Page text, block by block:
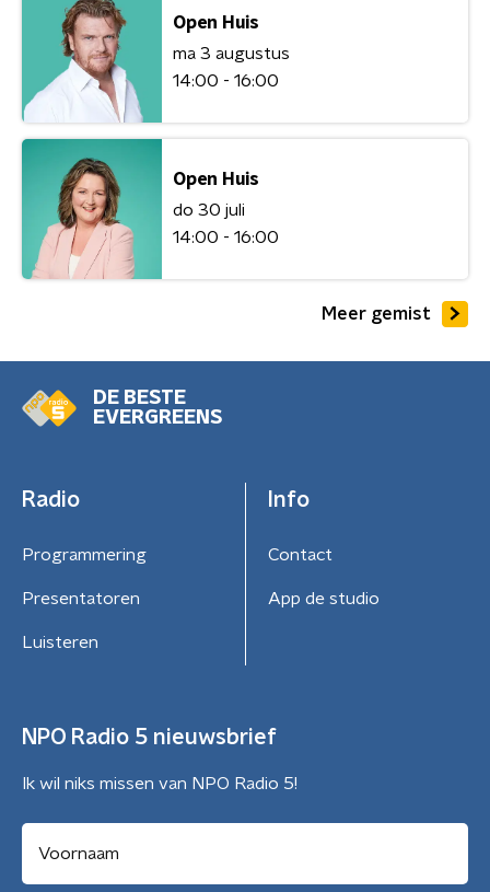
Open Huis
ma 3 augustus
14:00 - 16:00
Open Huis
do 30 juli
14:00 - 16:00
Meer gemist
DE BESTE
EVERGREENS
Radio
Programmering
Presentatoren
Luisteren
Info
Contact
App de studio
NPO Radio 5 nieuwsbrief
Ik wil niks missen van NPO Radio 5!